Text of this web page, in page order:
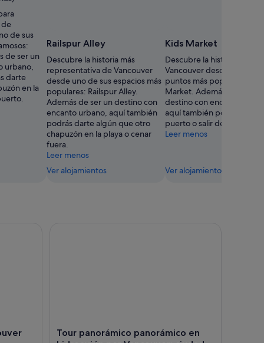
de
de sus
de ser un
urbano,
darte
en la
Railspur Alley
Descubre la historia más
representativa de Vancouver
desde uno de sus espacios más
populares: Railspur Alley.
Además de ser un destino con
encanto urbano, aquí también
podrás darte algún que otro
chapuzón en la playa o cenar
fuera.
Leer menos
Ver alojamientos
Kids Market
Descubre la historia de
Vancouver desde uno de
puntos más populares:
Market. Además de ser un
destino con encanto
aquí también podrás
puerto o salir de compras.
Leer menos
Ver alojamientos
Tour panorámico panorámico en